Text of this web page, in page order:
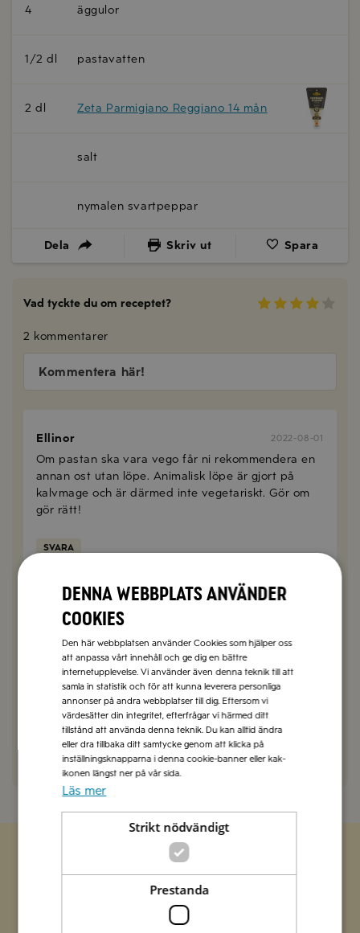
4 äggulor
1/2 dl pastavatten
2 dl Zeta Parmigiano Reggiano 14 mån
salt
nymalen svartpeppar
Dela Skriv ut Spara
Vad tyckte du om receptet?
2 kommentarer
Kommentera här!
Ellinor 2022-08-01
Om pastan ska vara vego får ni rekommendera en
annan ost utan löpe. Animalisk löpe är gjort på
kalvmage och är därmed inte vegetariskt. Gör om
gör rätt!
SVARA
Sophie Berlin 2022-08-02
Det är en korrekt att Parmigiano Reggiano
innehåller animaliskt löpe men det är ytterst lite i
en stor batch ostmassa. Vi ska absolut tänka på
det framöver då vi skriver ut vegetariskt i
recepturer.
Vänliga hälsningar, vännerna på Zeta
SVARA
Zetas populära nyhetsbrev
Missa inte att vi har flera olika nyhetsbrev som
förenklar vardagen och förgyller helgen med
Denna webbplats använder
cookies
Den här webbplatsen använder Cookies som hjälper oss
att anpassa vårt innehåll och ge dig en bättre
internetupplevelse. Vi använder även denna teknik till att
samla in statistik och för att kunna leverera personliga
annonser på andra webbplatser till dig. Eftersom vi
värdesätter din integritet, efterfrågar vi härmed ditt
tillstånd att använda denna teknik. Du kan alltid ändra
eller dra tillbaka ditt samtycke genom att klicka på
inställningsknapparna i denna cookie-banner eller kak-
ikonen längst ner på vår sida.
Läs mer
Strikt nödvändigt
Prestanda